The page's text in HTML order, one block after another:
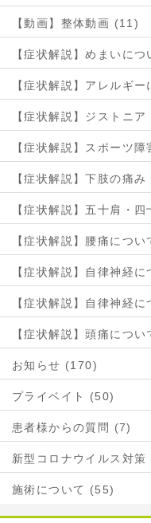
【動画】整体動画 (11)
【症状解説】めまいに
【症状解説】アレルギ
【症状解説】ジストニ
【症状解説】スポーツ
【症状解説】下肢の痛
【症状解説】五十肩・
【症状解説】腰痛につ
【症状解説】自律神経
【症状解説】自律神経
【症状解説】頭痛につ
お知らせ (170)
プライベイト (50)
患者様からの質問 (7)
新型コロナウイルス対策
施術について (55)